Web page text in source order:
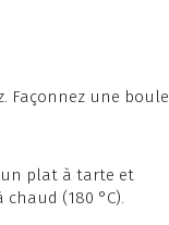
Façonnez une boule
un plat à tarte et
(180 °C).